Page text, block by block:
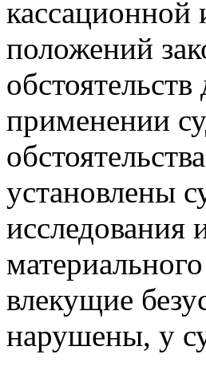
кассационной
положений
применении
установлены
исследования
влекущие
нарушены, у